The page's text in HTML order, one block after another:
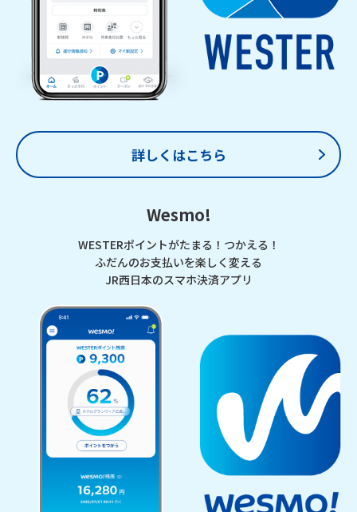
詳しくはこちら
Wesmo!
WESTERポイントがたまる！つかえる！
ふだんのお支払いを楽しく変える
JR西日本のスマホ決済アプリ